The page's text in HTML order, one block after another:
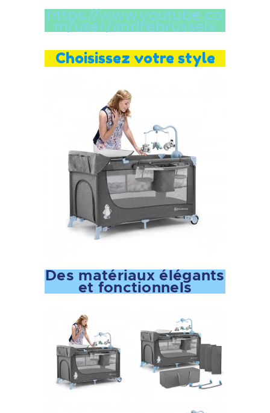
https://www.youtube.co
m/user/andrebrussels
Choisissez votre style
Des matériaux élégants
et fonctionnels